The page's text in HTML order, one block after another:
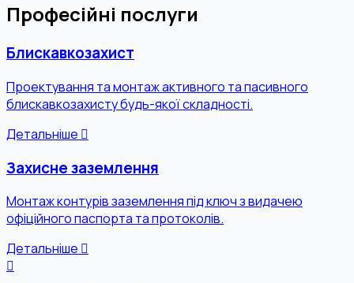
Професійні послуги
Блискавкозахист
Проектування та монтаж активного та пасивного
блискавкозахисту будь-якої складності.
Детальніше
Захисне заземлення
Монтаж контурів заземлення під ключ з видачею
офіційного паспорта та протоколів.
Детальніше